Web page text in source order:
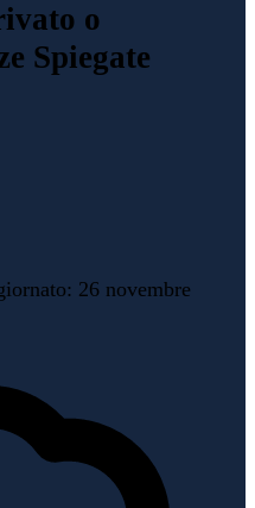
o
Spiegate
: 26 novembre